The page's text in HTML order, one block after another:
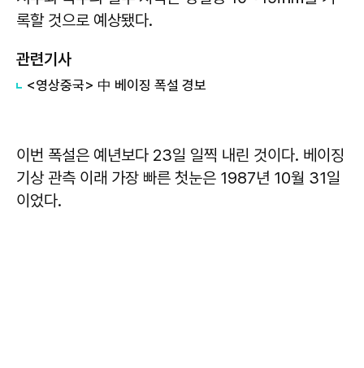
록할 것으로 예상됐다.
관련기사
<영상중국> 中 베이징 폭설 경보
이번 폭설은 예년보다 23일 일찍 내린 것이다. 베이징
기상 관측 이래 가장 빠른 첫눈은 1987년 10월 31일
이었다.